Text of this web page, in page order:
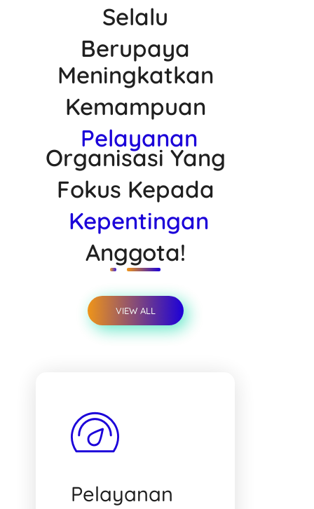
Selalu
Berupaya
Meningkatkan
Kemampuan
Pelayanan
Organisasi Yang
Fokus Kepada
Kepentingan
Anggota!
VIEW ALL
Pelayanan